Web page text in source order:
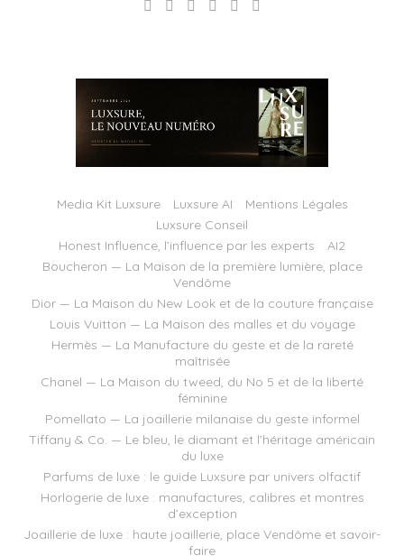
Media Kit Luxsure Luxsure AI
Mentions Légales
Luxsure Conseil
Honest Influence, l’influence par les experts
AI2
Boucheron — La Maison de la première lumière, place
Vendôme
Dior — La Maison du New Look et de la couture française
Louis Vuitton — La Maison des malles et du voyage
Hermès — La Manufacture du geste et de la rareté
maîtrisée
Chanel — La Maison du tweed, du No 5 et de la liberté
féminine
Pomellato — La joaillerie milanaise du geste informel
Tiffany & Co. — Le bleu, le diamant et l’héritage américain
du luxe
Parfums de luxe : le guide Luxsure par univers olfactif
Horlogerie de luxe : manufactures, calibres et montres
d’exception
Joaillerie de luxe : haute joaillerie, place Vendôme et savoir-
faire